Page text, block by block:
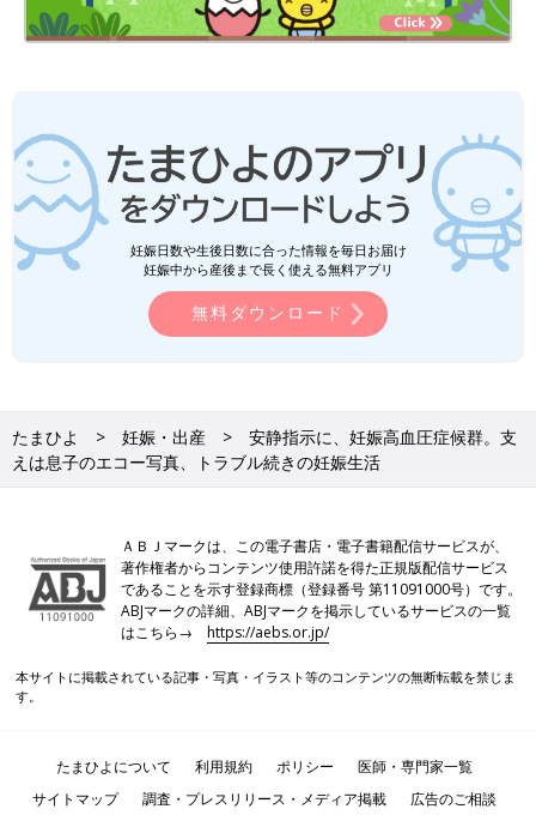
妊娠日数や生後日数に合った情報を毎日お届け
妊娠中から産後まで長く使える無料アプリ
無料ダウンロード
たまひよ 妊娠・出産
安静指示に、妊娠高血圧症候群。支
えは息子のエコー写真、トラブル続きの妊娠生活
ＡＢＪマークは、この電子書店・電子書籍配信サービスが、
著作権者からコンテンツ使用許諾を得た正規版配信サービス
であることを示す登録商標（登録番号 第11091000号）です。
ABJマークの詳細、ABJマークを掲示しているサービスの一覧
はこちら→https://aebs.or.jp/
本サイトに掲載されている記事・写真・イラスト等のコンテンツの無断転載を禁じま
す。
たまひよについて 利用規約 ポリシー
医師・専門家一覧
サイトマップ
調査・プレスリリース・メディア掲載 広告のご相談